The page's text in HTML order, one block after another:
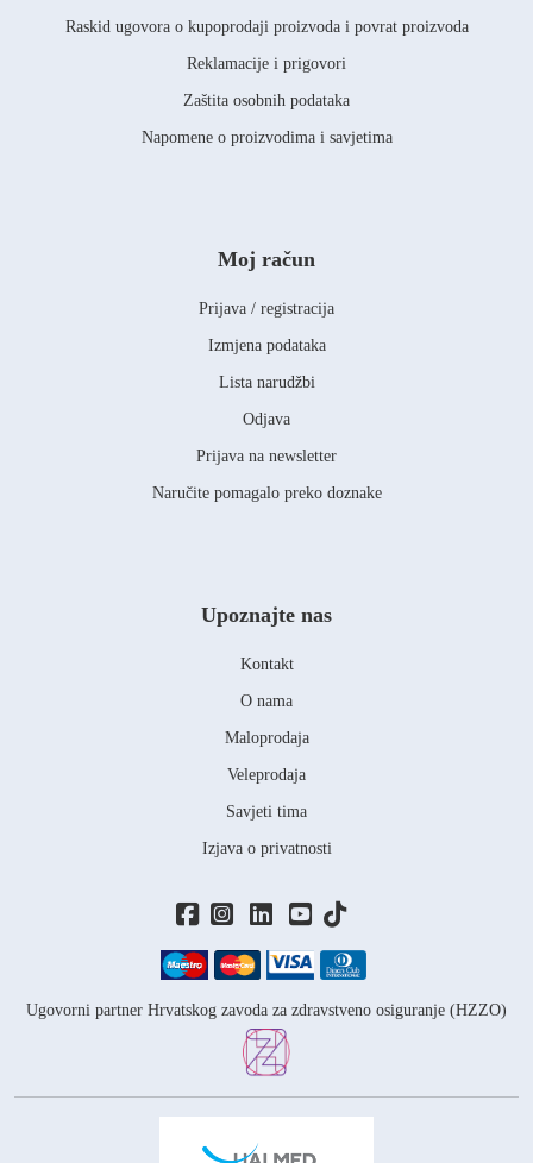
Raskid ugovora o kupoprodaji proizvoda i povrat proizvoda
Reklamacije i prigovori
Zaštita osobnih podataka
Napomene o proizvodima i savjetima
Moj račun
Prijava / registracija
Izmjena podataka
Lista narudžbi
Odjava
Prijava na newsletter
Naručite pomagalo preko doznake
Ugovorni partner Hrvatskog zavoda za zdravstveno osiguranje (HZZO)
Upoznajte nas
Kontakt
O nama
Maloprodaja
Veleprodaja
Savjeti tima
Izjava o privatnosti